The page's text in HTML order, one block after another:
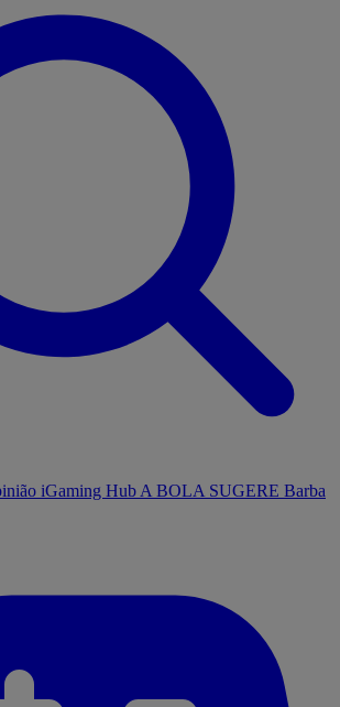
iGaming Hub A BOLA SUGERE Barba